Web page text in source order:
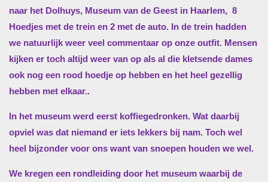
naar het Dolhuys, Museum van de Geest in Haarlem, 8
Hoedjes met de trein en 2 met de auto. In de trein hadden
we natuurlijk weer veel commentaar op onze outfit. Mensen
kijken er toch altijd weer van op als al die kletsende dames
ook nog een rood hoedje op hebben en het heel gezellig
hebben met elkaar..
In het museum werd eerst koffiegedronken. Wat daarbij
opviel was dat niemand er iets lekkers bij nam. Toch wel
heel bijzonder voor ons want van snoepen houden we wel.
We kregen een rondleiding door het museum waarbij de